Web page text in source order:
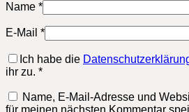
Name *
E-Mail *
Ich habe die
ihr zu. *
Name, E-Mail-Adresse und